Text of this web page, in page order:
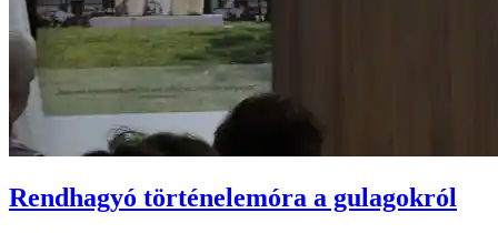
Rendhagyó történelemóra a gulagokról